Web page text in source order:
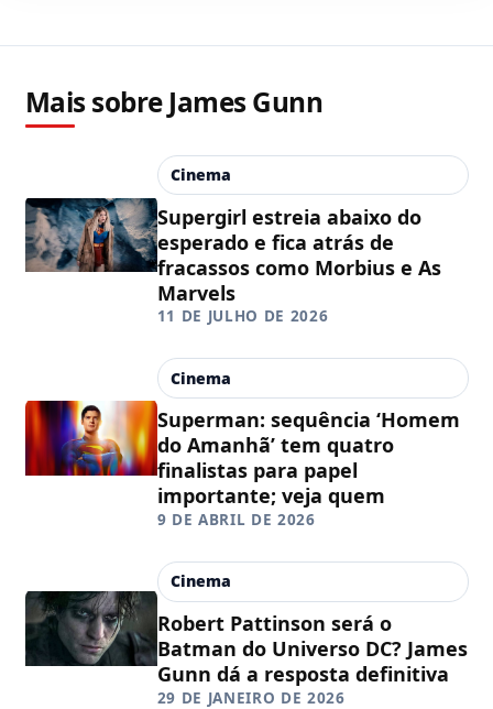
Mais sobre James Gunn
Cinema
Supergirl estreia abaixo do
esperado e fica atrás de
fracassos como Morbius e As
Marvels
11 DE JULHO DE 2026
Cinema
Superman: sequência ‘Homem
do Amanhã’ tem quatro
finalistas para papel
importante; veja quem
9 DE ABRIL DE 2026
Cinema
Robert Pattinson será o
Batman do Universo DC? James
Gunn dá a resposta definitiva
29 DE JANEIRO DE 2026